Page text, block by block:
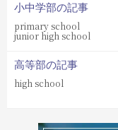
小中学部の記事
primary school
junior high school
高等部の記事
high school